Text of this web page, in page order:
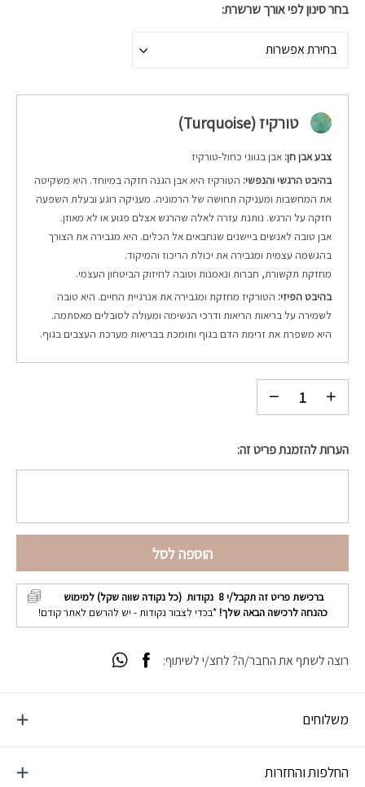
בחר סינון לפי אורך שרשרת
בחירת אפשרות
טורקיז (Turquoise)
צבע אבן חן: אבן בגווני כחול-טורקיז
בהיבט הרגשי והנפשי: הטורקיז היא אבן הגנה חזקה במיוחד. היא משקיטה
את המחשבות ומעניקה תחושה של הרמוניה. מעניקה רוגע ובעלת השפעה
חזקה על הרגש. נותנת עזרה לאלה שהרגש אצלם פגוע או לא מאוזן.
אבן טובה לאנשים ביישנים שנחבאים אל הכלים. היא מגבירה את הצורך
בהגשמה עצמית ומגבירה את יכולת הריכוז והמיקוד.
מחזקת תקשורת, חברות ונאמנות וטובה לחיזוק הביטחון העצמי.
בהיבט הפיזי: הטורקיז מחזקת ומגבירה את אנרגיית החיים. היא טובה
לשמירה על בריאות הריאות ודרכי הנשימה ומעולה לסובלים מאסתמה.
היא משפרת את זרימת הדם בגוף ותומכת בבריאות מערכת העצבים בגוף.
הערות להזמנת פריט זה:
הוספה לסל
ברכישת פריט זה תקבל/י8 נקודות (כל נקודה שווה שקל) למימוש
כהנחה לרכישה הבאה שלך! *בכדי לצבור נקודות - יש להרשם לאתר קודם!
משלוחים
החלפות והחזרות
רוצה לשתף את החבר/ה? לחצ/י לשיתוף: